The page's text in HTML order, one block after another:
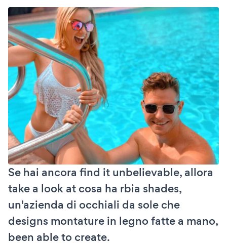
Se hai ancora find it unbelievable, allora
take a look at cosa ha rbia shades,
un'azienda di occhiali da sole che
designs montature in legno fatte a mano,
been able to create.